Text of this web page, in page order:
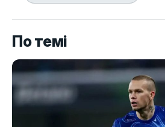
По темі